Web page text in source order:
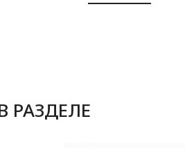
РАЗДЕЛЕ